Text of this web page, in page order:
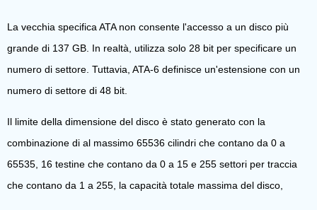
La vecchia specifica ATA non consente l'accesso a un disco più
grande di 137 GB. In realtà, utilizza solo 28 bit per specificare un
numero di settore. Tuttavia, ATA-6 definisce un'estensione con un
numero di settore di 48 bit.
Il limite della dimensione del disco è stato generato con la
combinazione di al massimo 65536 cilindri che contano da 0 a
65535, 16 testine che contano da 0 a 15 e 255 settori per traccia
che contano da 1 a 255, la capacità totale massima del disco,